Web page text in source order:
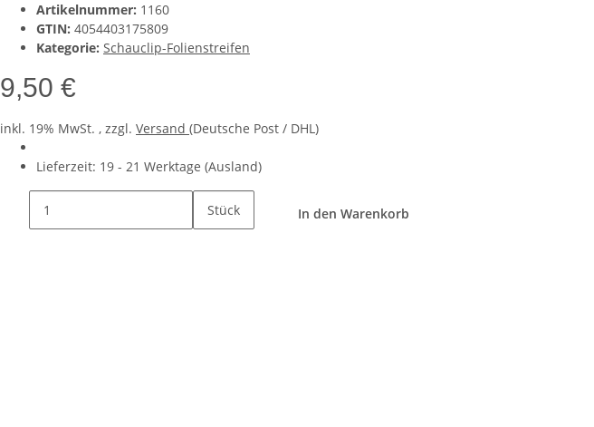
Artikelnummer: 1160
GTIN: 4054403175809
Kategorie: Schauclip-Folienstreifen
9,50 €
inkl. 19% MwSt. , zzgl. Versand (Deutsche Post / DHL)
Lieferzeit: 19 - 21 Werktage (Ausland)
Stück In den Warenkorb